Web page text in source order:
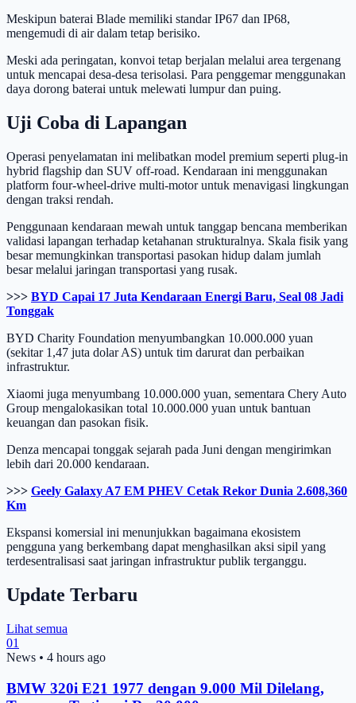
Meskipun baterai Blade memiliki standar IP67 dan IP68,
mengemudi di air dalam tetap berisiko.
Meski ada peringatan, konvoi tetap berjalan melalui area tergenang
untuk mencapai desa-desa terisolasi. Para penggemar menggunakan
daya dorong baterai untuk melewati lumpur dan puing.
Uji Coba di Lapangan
Operasi penyelamatan ini melibatkan model premium seperti plug-in
hybrid flagship dan SUV off-road. Kendaraan ini menggunakan
platform four-wheel-drive multi-motor untuk menavigasi lingkungan
dengan traksi rendah.
Penggunaan kendaraan mewah untuk tanggap bencana memberikan
validasi lapangan terhadap ketahanan strukturalnya. Skala fisik yang
besar memungkinkan transportasi pasokan hidup dalam jumlah
besar melalui jaringan transportasi yang rusak.
>>> BYD Capai 17 Juta Kendaraan Energi Baru, Seal 08 Jadi
Tonggak
BYD Charity Foundation menyumbangkan 10.000.000 yuan
(sekitar 1,47 juta dolar AS) untuk tim darurat dan perbaikan
infrastruktur.
Xiaomi juga menyumbang 10.000.000 yuan, sementara Chery Auto
Group mengalokasikan total 10.000.000 yuan untuk bantuan
keuangan dan pasokan fisik.
Denza mencapai tonggak sejarah pada Juni dengan mengirimkan
lebih dari 20.000 kendaraan.
>>> Geely Galaxy A7 EM PHEV Cetak Rekor Dunia 2.608,360
Km
Ekspansi komersial ini menunjukkan bagaimana ekosistem
pengguna yang berkembang dapat menghasilkan aksi sipil yang
terdesentralisasi saat jaringan infrastruktur publik terganggu.
Update Terbaru
Lihat semua
01
News • 4 hours ago
BMW 320i E21 1977 dengan 9.000 Mil Dilelang,